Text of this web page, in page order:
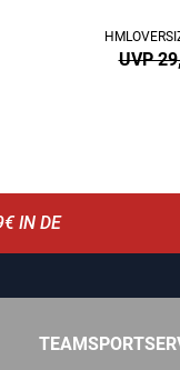
UVP
IN DE